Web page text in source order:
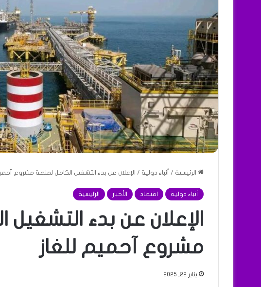
الرئيسية / أنباء دولية / الإعلان عن بدء التشغيل الكامل لمنصة مشروع
أنباء دولية اقتصاد الأخبار الرئيسية
الإعلان عن بدء التشغيل
مشروع آحميم للغاز
يناير 22, 2025